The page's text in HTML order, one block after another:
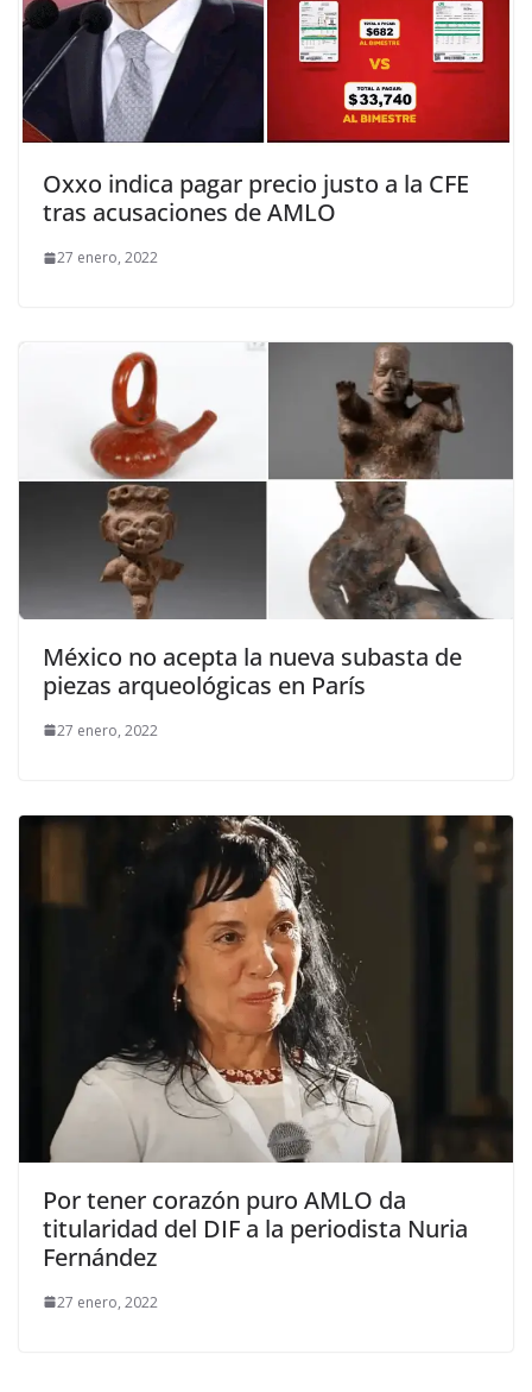
Oxxo indica pagar precio justo a la CFE
tras acusaciones de AMLO
27 enero, 2022
México no acepta la nueva subasta de
piezas arqueológicas en París
27 enero, 2022
Por tener corazón puro AMLO da
titularidad del DIF a la periodista Nuria
Fernández
27 enero, 2022